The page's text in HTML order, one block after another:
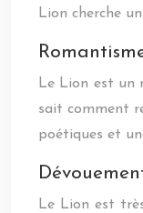
Lion cherche
Le Lion est un
sait comment
poétiques et
Le Lion est